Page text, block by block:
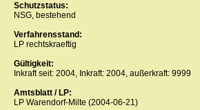
Schutzstatus:
NSG, bestehend
Verfahrensstand:
LP rechtskraeftig
Gültigkeit:
Inkraft seit: 2004, Inkraft: 2004, außerkraft: 9999
Amtsblatt / LP:
LP Warendorf-Milte (2004-06-21)